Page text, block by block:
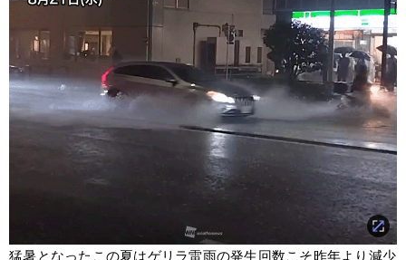
猛暑となったこの夏はゲリラ雷雨の発生回数こそ昨年より減少